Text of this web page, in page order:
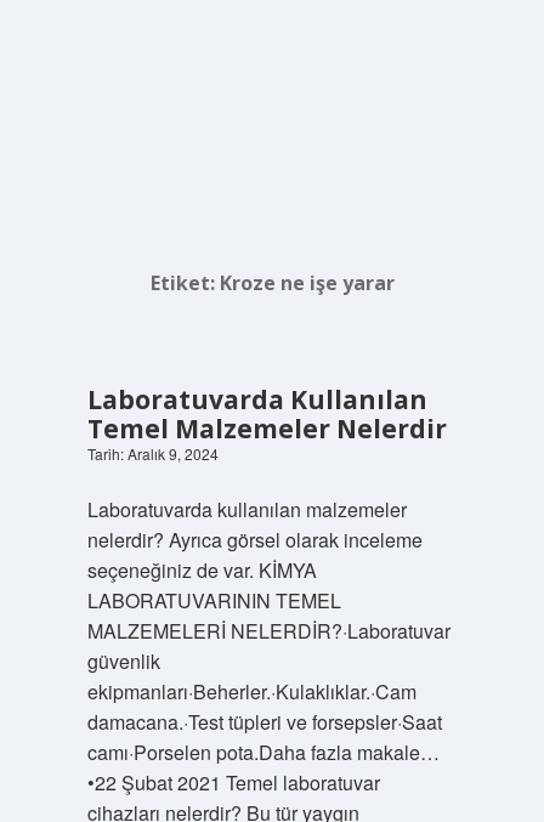
Etiket: Kroze ne işe yarar
Laboratuvarda Kullanılan
Temel Malzemeler Nelerdir
Tarih: Aralık 9, 2024
Laboratuvarda kullanılan malzemeler
nelerdir? Ayrıca görsel olarak inceleme
seçeneğiniz de var. KİMYA
LABORATUVARININ TEMEL
MALZEMELERİ NELERDİR?·Laboratuvar
güvenlik
ekipmanları·Beherler.·Kulaklıklar.·Cam
damacana.·Test tüpleri ve forsepsler·Saat
camı·Porselen pota.Daha fazla makale…
•22 Şubat 2021 Temel laboratuvar
cihazları nelerdir? Bu tür yaygın